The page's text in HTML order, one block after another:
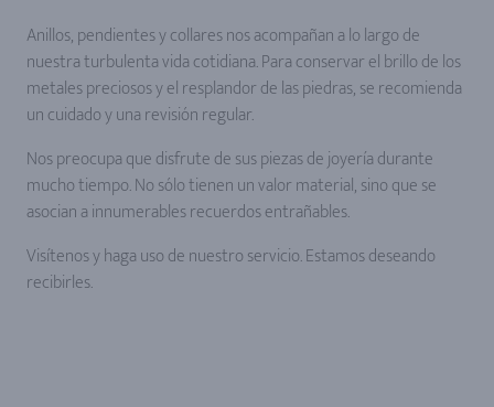
Anillos, pendientes y collares nos acompañan a lo largo de
nuestra turbulenta vida cotidiana. Para conservar el brillo de los
metales preciosos y el resplandor de las piedras, se recomienda
un cuidado y una revisión regular.
Nos preocupa que disfrute de sus piezas de joyería durante
mucho tiempo. No sólo tienen un valor material, sino que se
asocian a innumerables recuerdos entrañables.
Visítenos y haga uso de nuestro servicio. Estamos deseando
recibirles.